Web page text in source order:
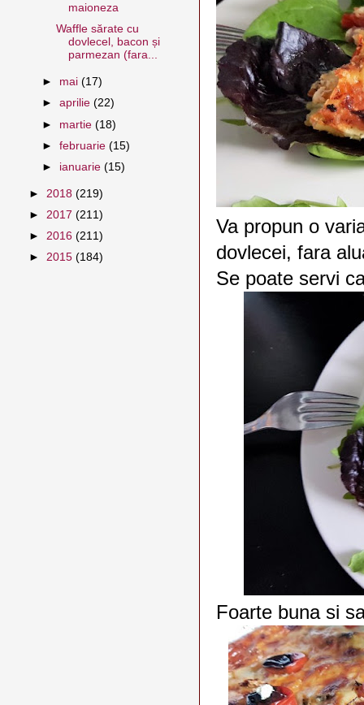
Va propun o
dovlecei, fara
Se poate servi
Foarte buna si
maioneza
Waffle sărate cu
dovlecel, bacon și
parmezan (fara...
► mai(17)
►aprilie(22)
► martie(18)
►februarie(15)
► ianuarie(15)
► 2018 (219)
► 2017 (211)
► 2016 (211)
► 2015 (184)